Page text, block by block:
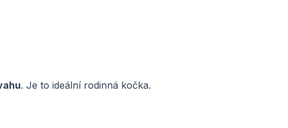
. Je to ideální rodinná kočka.